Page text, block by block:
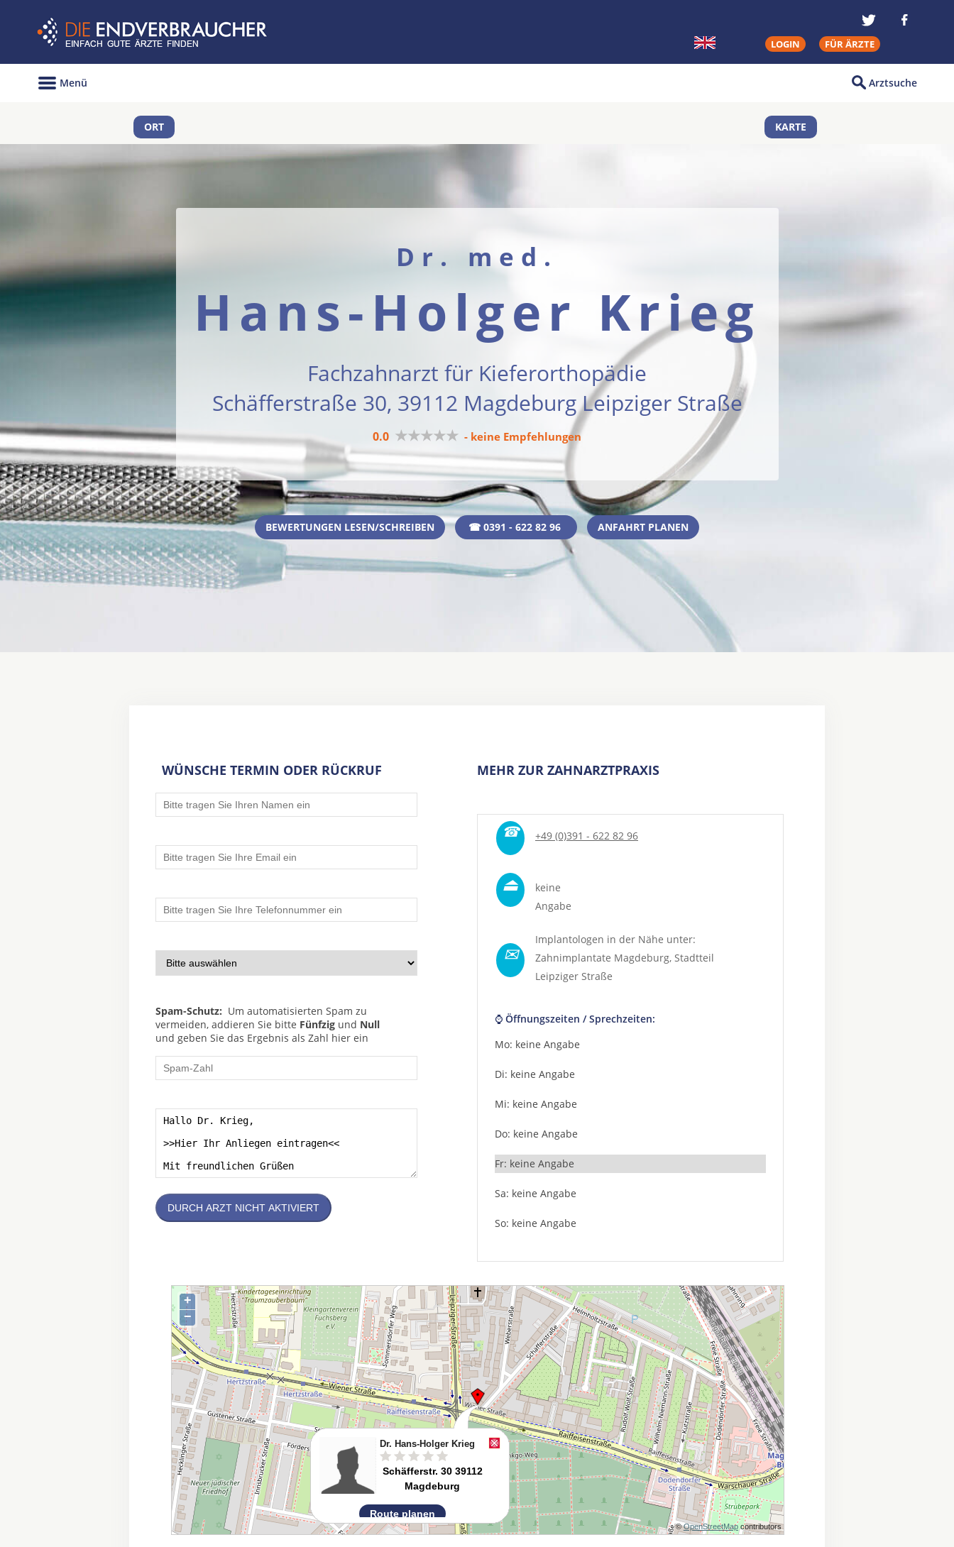
LOGIN FÜR ÄRZTE
Arztsuche
Menü
ORT KARTE
Dr. med.
Hans-Holger Krieg
Fachzahnarzt für Kieferorthopädie
Schäfferstraße 30, 39112 Magdeburg Leipziger Straße
0.0 ★★★★★ - keine Empfehlungen
BEWERTUNGEN LESEN/SCHREIBEN ☎ 0391 - 622 82 96 ANFAHRT PLANEN
WÜNSCHE TERMIN ODER RÜCKRUF
Spam-Schutz: Um automatisierten Spam zu
vermeiden, addieren Sie bitte Fünfzig und Null
und geben Sie das Ergebnis als Zahl hier ein
DURCH ARZT NICHT AKTIVIERT
MEHR ZUR ZAHNARZTPRAXIS
☎ +49 (0)391 - 622 82 96
⏏
keine
Angabe
✉
Implantologen in der Nähe unter:
Zahnimplantate Magdeburg, Stadtteil
Leipziger Straße
⌚ Öffnungszeiten / Sprechzeiten:
Mo: keine Angabe
Di: keine Angabe
Mi: keine Angabe
Do: keine Angabe
Fr: keine Angabe
Sa: keine Angabe
So: keine Angabe